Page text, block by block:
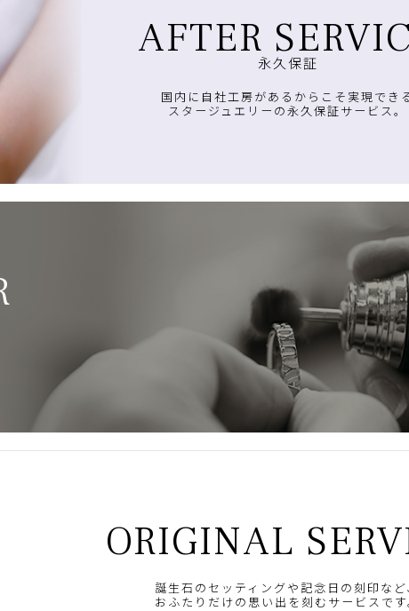
AFTER永久保証
国内に自社工房があるからこそ実現でき
スタージュエリーの永久保証サービス。
ORIGINAL
誕生石のセッティングや記念日の刻印など
おふたりだけの思い出を刻むサービスです